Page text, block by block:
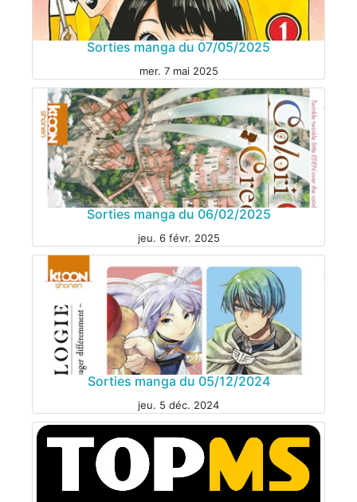
MANGA
Sorties manga du 07/05/2025
mer. 7 mai 2025
Sorties manga du 06/02/2025
jeu. 6 févr. 2025
Sorties manga du 05/12/2024
jeu. 5 déc. 2024